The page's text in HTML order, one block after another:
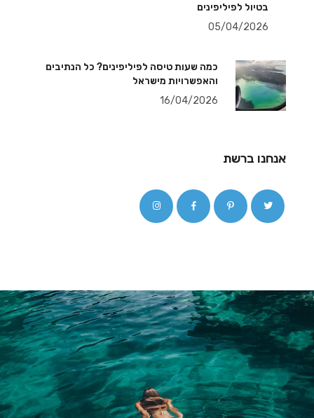
בטיול לפיליפינים
05/04/2026
כמה שעות טיסה לפיליפינים? כל הנתיבים
והאפשרויות מישראל
16/04/2026
אנחנו ברשת